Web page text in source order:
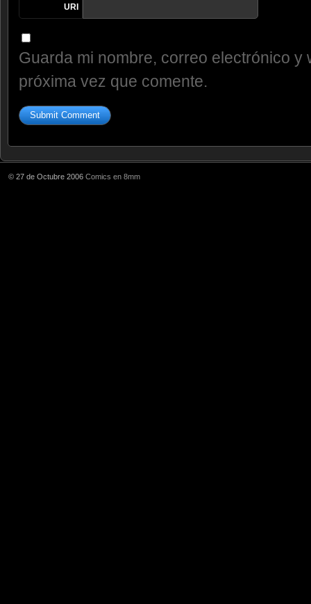
URI
Guarda mi nombre, correo electrónico
próxima vez que comente.
© 27 de Octubre 2006 Comics en 8mm